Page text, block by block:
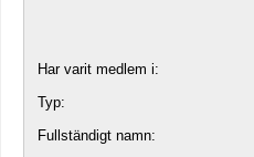
Har varit medlem i:
Typ:
Fullständigt namn: